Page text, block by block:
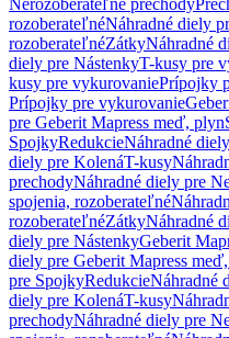
Nerozoberateľné prechody
rozoberateľnéNáhradné diely
rozoberateľnéZátkyNáhradné
diely pre NástenkyT-kusy pre
kusy pre vykurovaniePrípojky
Prípojky pre vykurovanie
pre Geberit Mapress meď, plyn
SpojkyRedukcieNáhradné
diely pre KolenáT-kusy
prechodyNáhradné diely pre
spojenia, rozoberateľné
rozoberateľnéZátkyNáhradné
diely pre NástenkyGeberit
diely pre Geberit Mapress
pre SpojkyRedukcieNáhradné
diely pre KolenáT-kusy
prechodyNáhradné diely pre